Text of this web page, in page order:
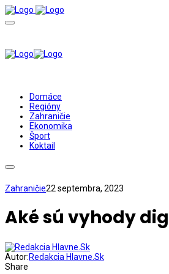
Domáce
Regióny
Zahraničie
Ekonomika
Šport
Koktail
Zahraničie22 septembra, 2023
Aké sú vyhody
Autor:Redakcia Hlavne.Sk
Share